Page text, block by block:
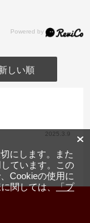
しい順
2025.3.9
にします。また
ています。この
Cookieの使用に
関しては、「プ